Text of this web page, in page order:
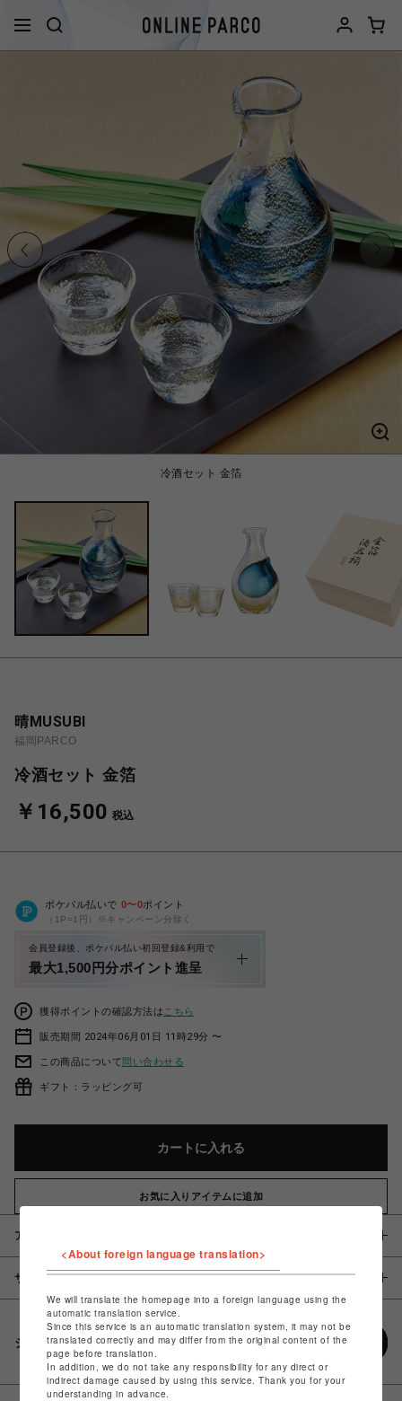
冷酒セット 金箔
晴MUSUBI
福岡PARCO
冷酒セット 金箔
￥16,500 税込
ポケパル払いで 0〜0ポイント
（1P=1円）※キャンペーン分除く
会員登録後、ポケパル払い初回登録&利用で
最大1,500円分ポイント進呈
獲得ポイントの確認方法は こちら
販売期間 2024年06月01日 11時29分 〜
この商品について問い合わせる
ギフト：ラッピング可
カートに入れる
お気に入りアイテムに追加
アイテム説明 / 素材
サイズ
シェアする
<About foreign language translation>
We will translate the homepage into a foreign language using the
automatic translation service.
Since this service is an automatic translation system, it may not be
translated correctly and may differ from the original content of the
page before translation.
In addition, we do not take any responsibility for any direct or
indirect damage caused by using this service. Thank you for your
understanding in advance.